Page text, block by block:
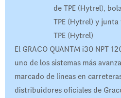
de TPE (Hytrel),
TPE (Hytrel) y
TPE (Hytrel)
El GRACO QUANTM i30 NPT
uno de los sistemas más
marcado de líneas en
distribuidores oficiales de